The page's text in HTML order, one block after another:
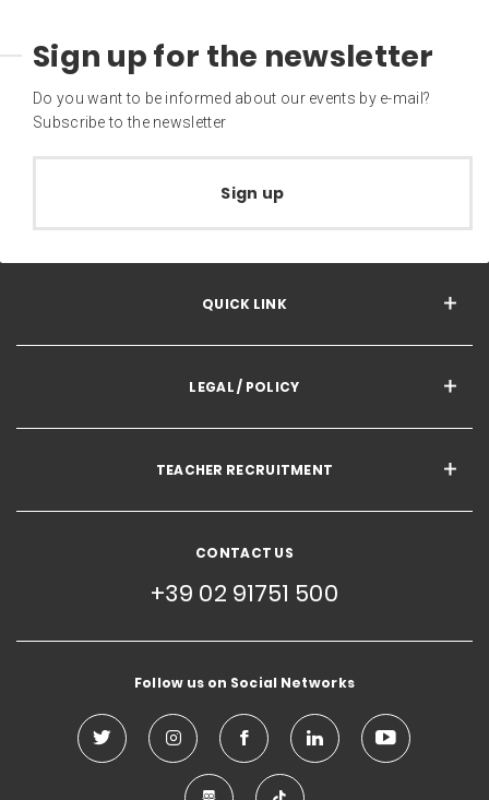
Sign up for the newsletter
Do you want to be informed about our events by e-mail?
Subscribe to the newsletter
Sign up
QUICK LINK
LEGAL / POLICY
TEACHER RECRUITMENT
CONTACT US
+39 02 91751 500
Follow us on Social Networks